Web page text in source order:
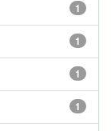
1
1
1
1